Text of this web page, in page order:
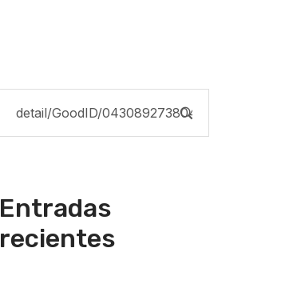
Entradas
recientes